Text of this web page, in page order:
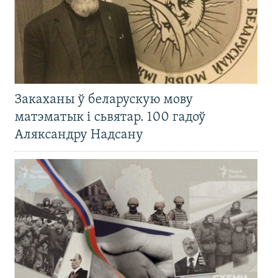
Закаханы ў беларускую мову
матэматык і сьвятар. 100 гадоў
Аляксандру Надсану